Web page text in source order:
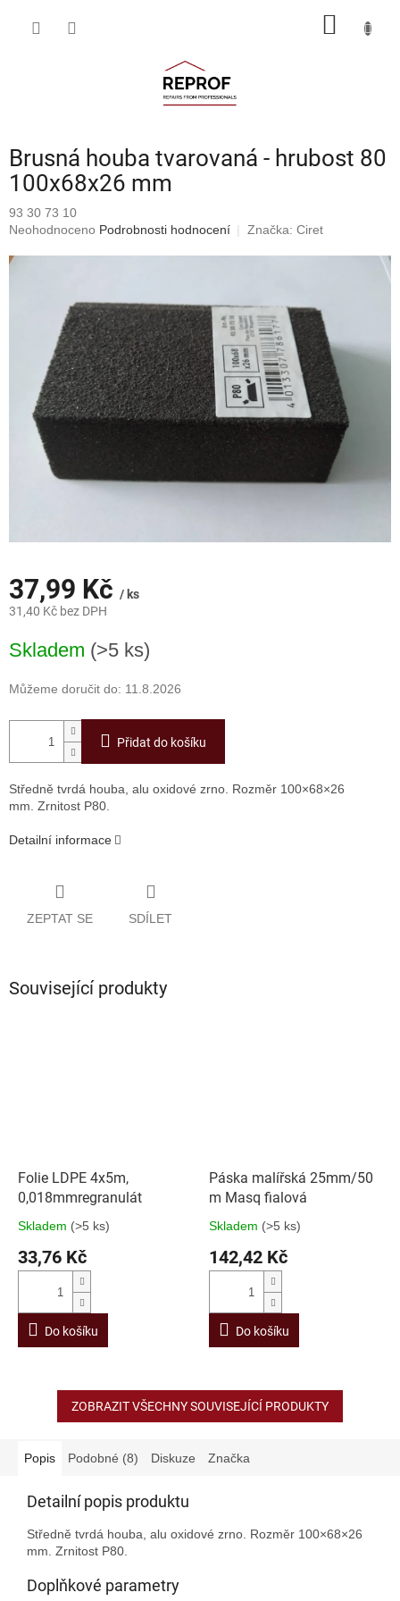
Brusná houba tvarovaná - hrubost 80
100x68x26 mm
93 30 73 10
Průměrné
produktu
hvězdiček.
Neohodnoceno Podrobnosti hodnocení Značka: Ciret
37,99 Kč / ks
31,40 Kč bez DPH
cena:
Skladem (>5 ks)
Můžeme doručit do: 11.8.2026
Přidat do košíku
Středně tvrdá houba, alu oxidové zrno. Rozměr 100×68×26
mm. Zrnitost P80.
Detailní informace
ZEPTAT SE SDÍLET
Související produkty
Folie LDPE 4x5m,
0,018mmregranulát
Skladem (>5 ks)
33,76 Kč
Do košíku
Páska malířská 25mm/50
m Masq fialová
Skladem (>5 ks)
142,42 Kč
Do košíku
ZOBRAZIT VŠECHNY SOUVISEJÍCÍ PRODUKTY
Popis Podobné (8) Diskuze Značka
Detailní popis produktu
Středně tvrdá houba, alu oxidové zrno. Rozměr 100×68×26
mm. Zrnitost P80.
Doplňkové parametry